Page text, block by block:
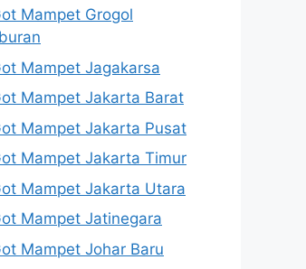
Mampet Grogol
Mampet Jagakarsa
Mampet Jakarta Barat
Mampet Jakarta Pusat
Mampet Jakarta Timur
Mampet Jakarta Utara
Mampet Jatinegara
Mampet Johar Baru